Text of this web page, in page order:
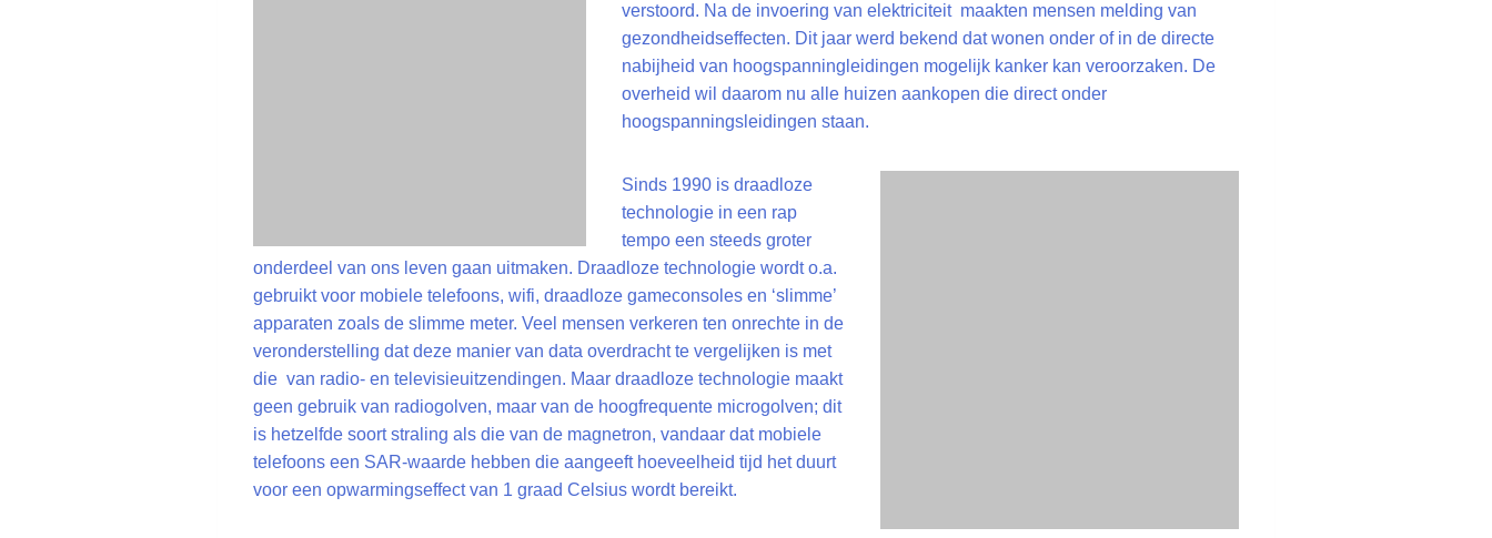
verstoord. Na de invoering van elektriciteit maakten mensen melding van
gezondheidseffecten. Dit jaar werd bekend dat wonen onder of in de directe
nabijheid van hoogspanningleidingen mogelijk kanker kan veroorzaken. De
overheid wil daarom nu alle huizen aankopen die direct onder
hoogspanningsleidingen staan.
Sinds 1990 is draadloze
technologie in een rap
tempo een steeds groter
onderdeel van ons leven gaan uitmaken. Draadloze technologie wordt o.a.
gebruikt voor mobiele telefoons, wifi, draadloze gameconsoles en ‘slimme’
apparaten zoals de slimme meter. Veel mensen verkeren ten onrechte in de
veronderstelling dat deze manier van data overdracht te vergelijken is met
die van radio- en televisieuitzendingen. Maar draadloze technologie maakt
geen gebruik van radiogolven, maar van de hoogfrequente microgolven; dit
is hetzelfde soort straling als die van de magnetron, vandaar dat mobiele
telefoons een SAR-waarde hebben die aangeeft hoeveelheid tijd het duurt
voor een opwarmingseffect van 1 graad Celsius wordt bereikt.